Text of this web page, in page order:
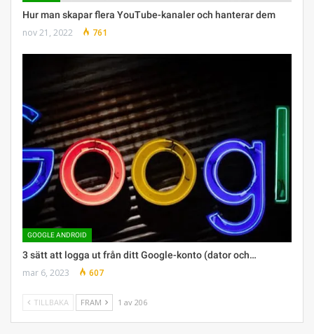
Hur man skapar flera YouTube-kanaler och hanterar dem
nov 21, 2022 761
GOOGLE ANDROID
3 sätt att logga ut från ditt Google-konto (dator och…
mar 6, 2023 607
TILLBAKA FRAM 1 av 206